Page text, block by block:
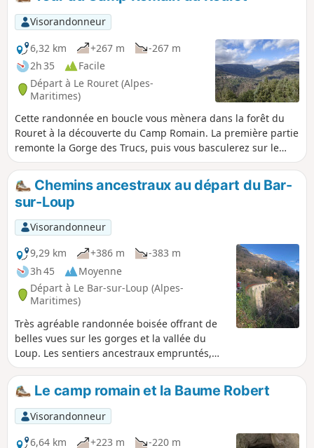
littoral, et Nord vers les Gorges du Loup. La
grotte de la Baume Robert clôturera cette
très agréable balade.
Visorandonneur
6,32 km
+267 m
-267 m
2h 35
Facile
Départ à Le Rouret (Alpes-
Maritimes)
Cette randonnée en boucle vous mènera dans la forêt du
Rouret à la découverte du Camp Romain. La première partie
remonte la Gorge des Trucs, puis vous basculerez sur le
versant ubac de la forêt pour remonter vers le Camp
Romain par une forêt sauvage. La crête sommitale vous
offre quelques beaux points de vue sur la Vallée et les
Gorges du Loup au Nord et le littoral vers le Sud. À la
descente, vous passerez par un joli petit vallon où se trouve
la grotte de la Baume Robert.
Chemins ancestraux au départ du Bar-
sur-Loup
Visorandonneur
9,29 km
+386 m
-383 m
3h 45
Moyenne
Départ à Le Bar-sur-Loup (Alpes-
Maritimes)
Très agréable randonnée boisée offrant de
belles vues sur les gorges et la vallée du
Loup. Les sentiers ancestraux empruntés,
reliant les villages, le Canal du Loup enterré
sur lequel on se déplace, son ex ligne de
chemin de fer datée d'avant 1900, ses
restanques sont témoins d'un passé
commercial et agricole d'une autre époque.
Le camp romain et la Baume Robert
Visorandonneur
6,64 km
+223 m
-220 m